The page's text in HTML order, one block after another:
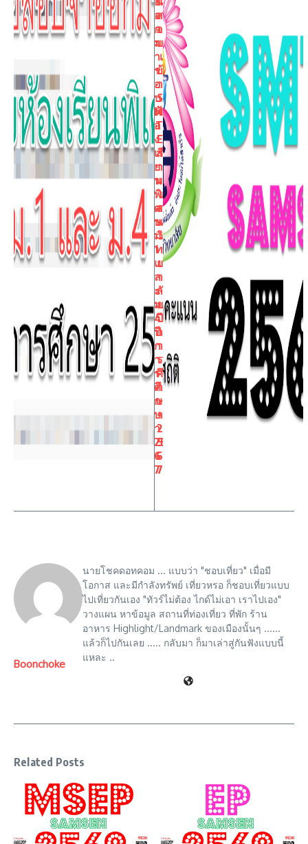
อ
ก
ม
า
ร
อ
บ
ห้
อ
ง
เรี
ย
น
พิเ
ศ
ษ
ม.
1
แ
ล
ะ
ม.
4
ปี
ก
า
ร
ศึ
ก
ษ
า
25
6
7
ส
อ
บ
เ
ข้
า
S
M
T
E
ส
า
ม
เ
ส
น
วิ
ท
ย
า
ลั
ย
ปี
ก
า
ร
ศึ
ก
ษ
า
2
5
6
7
Boonchoke
นายโชคดอทคอม ... แบบว่า "ชอบเที่ยว" เมื่อมี
โอกาส และมีกำลังทรัพย์ เที่ยวหรอ ก็ชอบเที่ยวแบบ
ไปเที่ยวกันเอง "ทัวร์ไม่ต้อง ไกด์ไม่เอา เราไปเอง"
วางแผน หาข้อมูล สถานที่ท่องเที่ยว ที่พัก ร้าน
อาหาร Highlight/Landmark ของเมืองนั้นๆ ......
แล้วก็ไปกันเลย ..... กลับมา ก็มาเล่าสู่กันฟังแบบนี้
แหละ ..
Related Posts